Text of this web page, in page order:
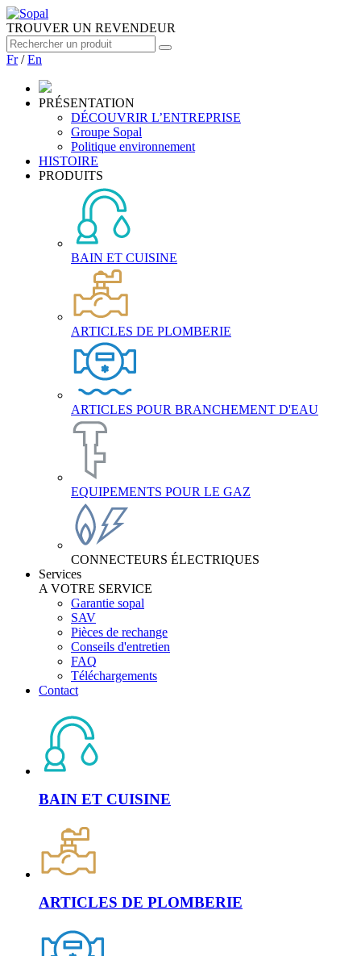
TROUVER UN REVENDEUR
Fr/En
PRÉSENTATION
DÉCOUVRIR L’ENTREPRISE
Groupe Sopal
Politique environnement
HISTOIRE
PRODUITS
BAIN ET CUISINE
ARTICLES DE PLOMBERIE
ARTICLES POUR BRANCHEMENT D'EAU
EQUIPEMENTS POUR LE GAZ
CONNECTEURS ÉLECTRIQUES
Services
A VOTRE SERVICE
Garantie sopal
SAV
Pièces de rechange
Conseils d'entretien
FAQ
Téléchargements
Contact
BAIN ET CUISINE
ARTICLES DE PLOMBERIE